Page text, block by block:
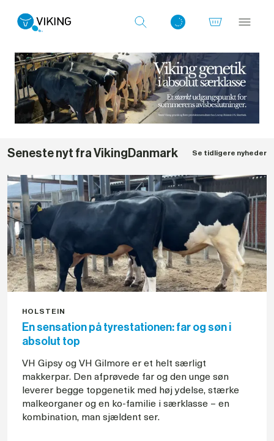
Log ind med det samme
Seneste nyt fra VikingDanmark Se tidligere nyheder
HOLSTEIN
En sensation på tyrestationen: far og søn i
absolut top
VH Gipsy og VH Gilmore er et helt særligt
makkerpar. Den afprøvede far og den unge søn
leverer begge topgenetik med høj ydelse, stærke
malkeorganer og en ko-familie i særklasse – en
kombination, man sjældent ser.